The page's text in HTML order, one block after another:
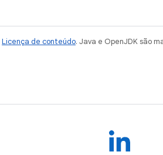
Licença de conteúdo. Java e OpenJDK são